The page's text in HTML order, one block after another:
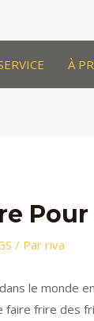
À
/ Parriva
le monde
faire frire des